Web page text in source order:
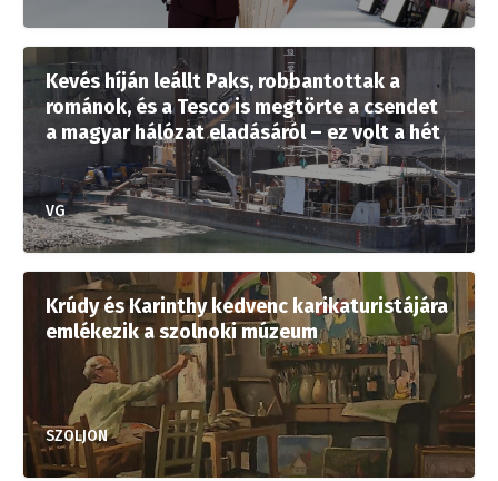
Kevés híján leállt Paks, robbantottak a
románok, és a Tesco is megtörte a csendet
a magyar hálózat eladásáról – ez volt a hét
VG
Krúdy és Karinthy kedvenc karikaturistájára
emlékezik a szolnoki múzeum
SZOLJON